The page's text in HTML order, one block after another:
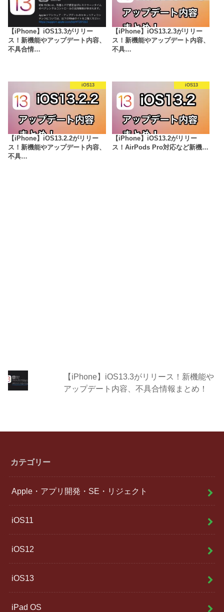
【iPhone】iOS13.3がリリー
ス！新機能やアップデート内容、
不具合情…
【iPhone】iOS13.2.3がリリー
ス！新機能やアップデート内容、
不具…
iOS13
【iPhone】iOS13.2.2がリリー
ス！新機能やアップデート内容、
不具…
iOS13
【iPhone】iOS13.2がリリー
ス！AirPods Pro対応など新機…
【iPhone】iOS13.3がリリース！新機能や
アップデート内容、不具合情報まとめ！
カテゴリー
Apple・アプリ開発・SE・リジェクト
iOS11
iOS12
iOS13
iPad OS